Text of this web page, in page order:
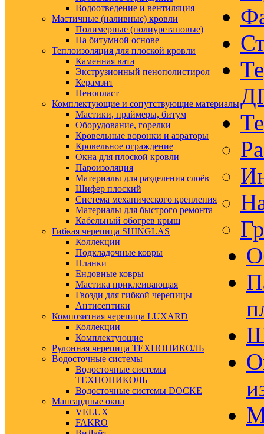
Водоотведение и вентиляция
Мастичные (наливные) кровли
Полимерные (полиуретановые)
На битумной основе
Теплоизоляция для плоской кровли
Каменная вата
Экструзионный пенополистирол
Керамзит
Пенопласт
Комплектующие и сопутствующие материалы
Мастики, праймеры, битум
Оборудование, горелки
Кровельные воронки и аэраторы
Кровельное ограждение
Окна для плоской кровли
Пароизоляция
Материалы для разделения слоёв
Шифер плоский
Система механического крепления
Материалы для быстрого ремонта
Кабельный обогрев крыш
Гибкая черепица SHINGLAS
Коллекции
Подкладочные ковры
Планки
Ендовные ковры
Мастика приклеивающая
Гвозди для гибкой черепицы
Антисептики
Композитная черепица LUXARD
Коллекции
Комплектующие
Рулонная черепица ТЕХНОНИКОЛЬ
Водосточные системы
Водосточные системы
ТЕХНОНИКОЛЬ
Водосточные системы DOCKE
Мансардные окна
VELUX
FAKRO